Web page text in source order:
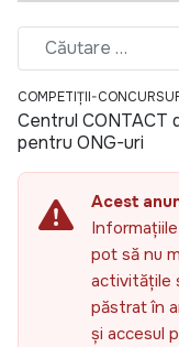
COMPETIȚII-
Centrul CONTACT
pentru ONG-uri
Acest
pot să nu
activitățile
păstrat în
și accesul